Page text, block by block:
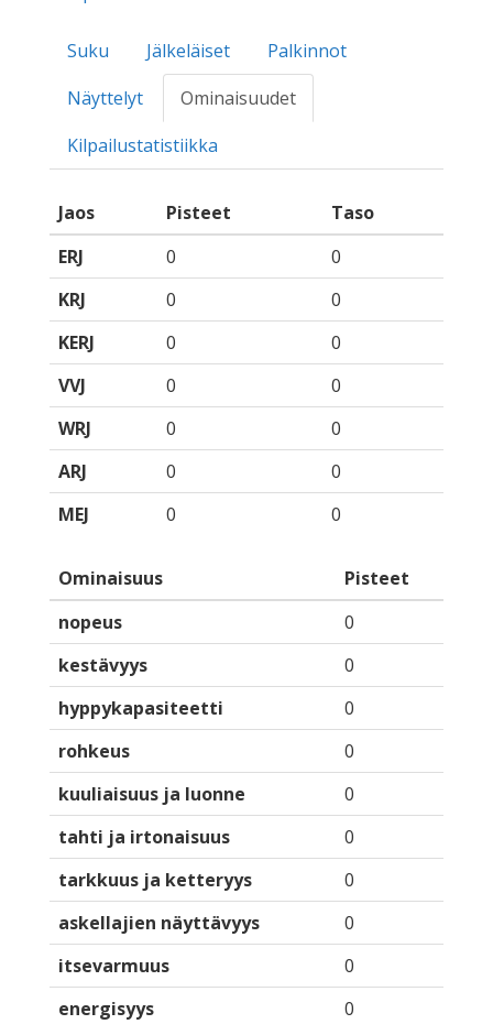
Suku Jälkeläiset
Palkinnot
Näyttelyt
Ominaisuudet
Kilpailustatistiikka
Jaos Pisteet
Taso
ERJ
0
0
KRJ
0
0
KERJ
0
0
VVJ
0
0
WRJ
0
0
ARJ
0
0
MEJ
0 0
Ominaisuus
Pisteet
nopeus
0
kestävyys
0
hyppykapasiteetti
0
rohkeus
0
kuuliaisuus ja luonne
0
tahti ja irtonaisuus
0
tarkkuus ja ketteryys
0
askellajien näyttävyys
0
itsevarmuus
0
energisyys
0